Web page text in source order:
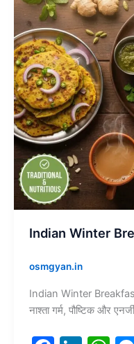
Indian Winter
osmgyan.in
Indian Winter
नाश्ता गर्म, पौष्टिक और